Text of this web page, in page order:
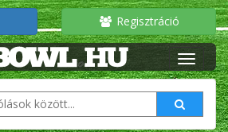
Regisztráció